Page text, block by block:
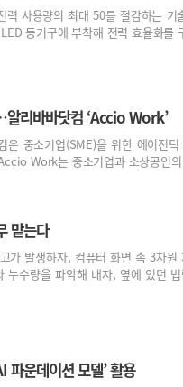
사용량의 최대 50를 절감하는
등기구에 부착해 전력 효율화
리바바닷컴 ‘Accio Work’
은 중소기업(SME)을 위한 에이전
Work는 중소기업과 소상공
맡는다
가 발생하자, 컴퓨터 화면 속 3차
누수량을 파악해 내자, 옆에 있
운데이션 모델’ 활용